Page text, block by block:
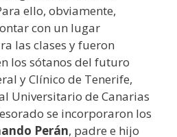
ello, obviamente,
con un lugar
las clases y fueron
los sótanos del futuro
y Clínico de Tenerife,
Universitario de Canarias
se incorporaron los
Perán, padre e hijo